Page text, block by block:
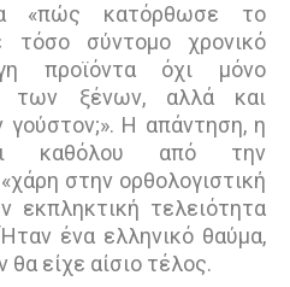
«πώς κατόρθωσε το
τόσο σύντομο χρονικό
προϊόντα όχι μόνο
των ξένων, αλλά και
γούστον;». Η απάντηση, η
καθόλου από την
στην ορθολογιστική
εκπληκτική τελειότητα
ένα ελληνικό θαύμα,
είχε αίσιο τέλος.